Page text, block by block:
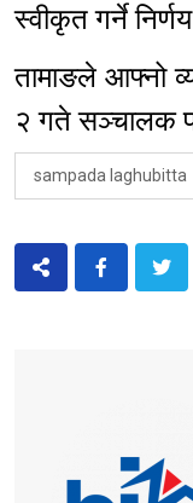
स्वीकृत गर्ने
तामाङले आफ्नो
२ गते सञ्चालक
sampada laghubitta